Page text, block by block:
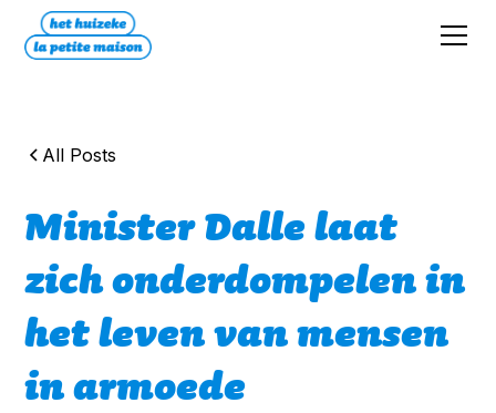
All Posts
Minister Dalle laat
zich onderdompelen in
het leven van mensen
in armoede